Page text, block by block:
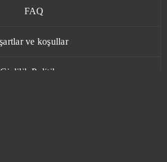
FAQ
şartlar ve koşullar
Gizlilik Politikası